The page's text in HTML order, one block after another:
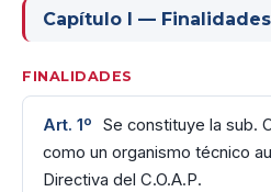
IV. Reglamento de Exposiciones
VI. Examen CAB2
Capítulo I —
FINALIDADES
Art. 1º
Se constituye la sub.
como un organismo técnico
Directiva del C.O.A.P.